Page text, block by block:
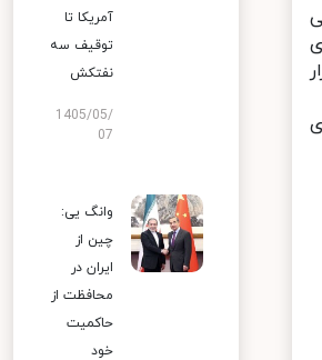
آمریکا تا
توقیف سه
نفتکش
1405/05/
07
وانگ یی:
چین از
ایران در
محافظت از
حاکمیت
خود